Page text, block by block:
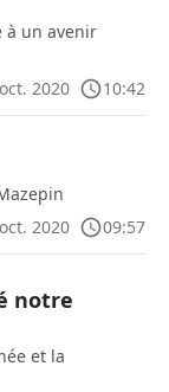
à un avenir
2020
10:42
2020
09:57
notre
et la